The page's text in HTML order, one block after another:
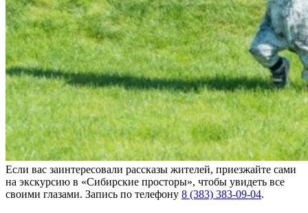
Если вас заинтересовали рассказы жителей, приезжайте сами
на экскурсию в «Сибирские просторы», чтобы увидеть все
своими глазами. Запись по телефону 8 (383) 383-09-04.